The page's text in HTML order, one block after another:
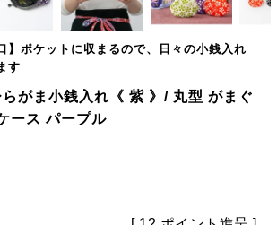
】ポケットに収まるので、日々の小銭入れ
す
がま小銭入れ《 紫 》/ 丸型 がまぐ
ース パープル